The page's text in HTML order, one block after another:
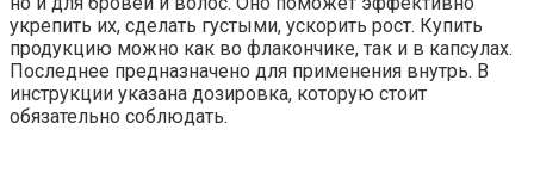
укрепить их, сделать густыми, ускорить рост. Купить
продукцию можно как во флакончике, так и в капсулах.
Последнее предназначено для применения внутрь. В
инструкции указана дозировка, которую стоит
обязательно соблюдать.